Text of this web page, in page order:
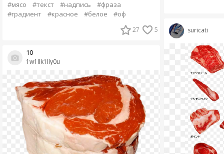
#мясо #текст #надпись
#фраза
#градиент
#красное #белое #оф
27 5
1w1llk1lly0u
10
suricati